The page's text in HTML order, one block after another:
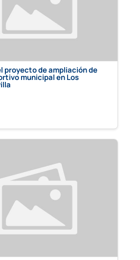
proyecto de ampliación de
municipal en Los